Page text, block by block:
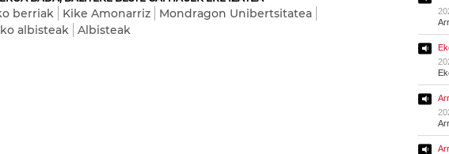
berriak Kike Amonarriz
Mondragon Unibertsitatea
albisteak Albisteak